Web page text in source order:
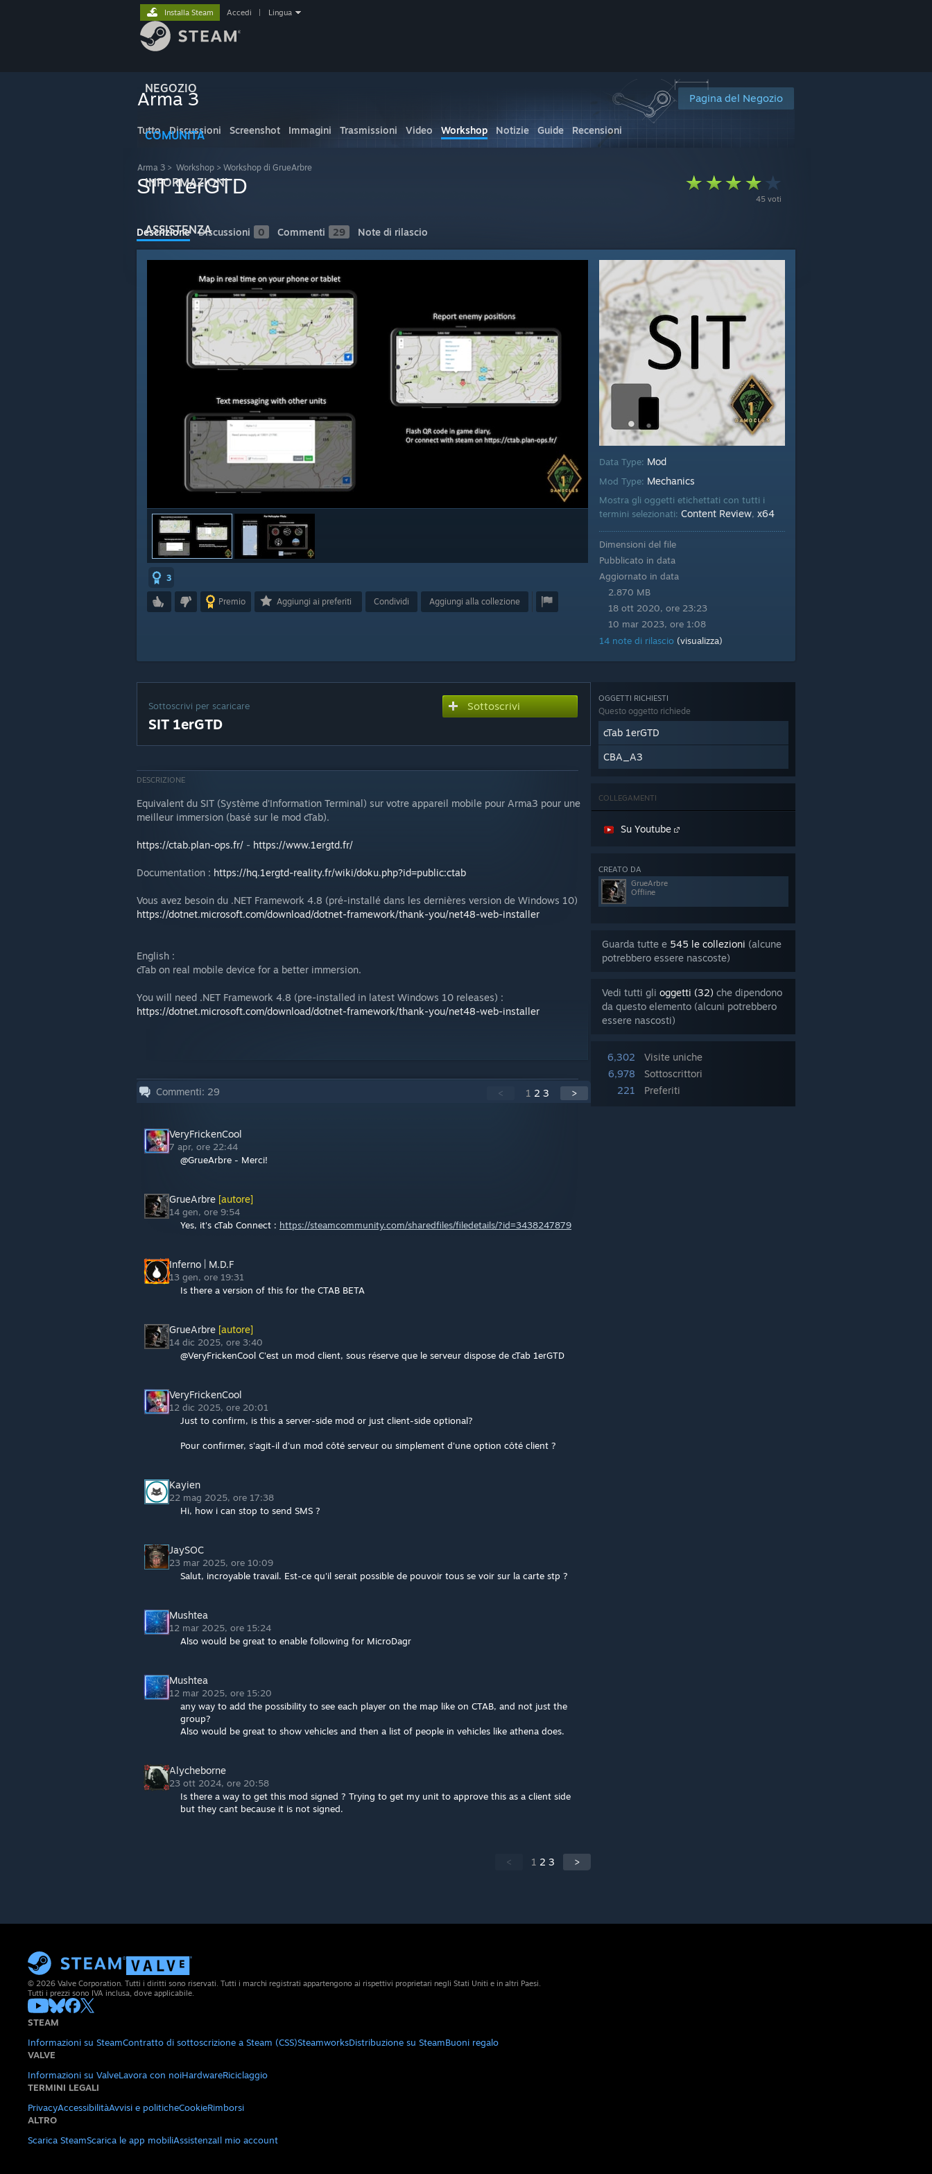
NEGOZIO
COMUNITÀ
INFORMAZIONI
ASSISTENZA
Installa Steam Accedi Lingua
Pagina del Negozio
Arma 3
Tutto Discussioni Screenshot Immagini Trasmissioni Video Workshop Notizie Guide Recensioni
Arma 3 > Workshop > Workshop di GrueArbre
45 voti
SIT 1erGTD
Descrizione Discussioni 0 Commenti 29 Note di rilascio
3
Premio Aggiungi ai preferiti Condividi Aggiungi alla collezione
Data Type: Mod
Mod Type: Mechanics
Mostra gli oggetti etichettati con tutti i
termini selezionati: Content Review, x64
Dimensioni del file
Pubblicato in data
Aggiornato in data
2.870 MB
18 ott 2020, ore 23:23
10 mar 2023, ore 1:08
14 note di rilascio (visualizza)
OGGETTI RICHIESTI
Questo oggetto richiede
cTab 1erGTD
CBA_A3
COLLEGAMENTI
Su Youtube
CREATO DA
GrueArbre
Offline
Guarda tutte e 545 le collezioni (alcune
potrebbero essere nascoste)
Vedi tutti gli oggetti (32) che dipendono
da questo elemento (alcuni potrebbero
essere nascosti)
6,302
Visite uniche
6,978
Sottoscrittori
221
Preferiti
Sottoscrivi per scaricare
SIT 1erGTD
Sottoscrivi
DESCRIZIONE
Equivalent du SIT (Système d'Information Terminal) sur votre appareil mobile pour Arma3 pour une
meilleur immersion (basé sur le mod cTab).
https://ctab.plan-ops.fr/ - https://www.1ergtd.fr/
Documentation : https://hq.1ergtd-reality.fr/wiki/doku.php?id=public:ctab
Vous avez besoin du .NET Framework 4.8 (pré-installé dans les dernières version de Windows 10)
https://dotnet.microsoft.com/download/dotnet-framework/thank-you/net48-web-installer
English :
cTab on real mobile device for a better immersion.
You will need .NET Framework 4.8 (pre-installed in latest Windows 10 releases) :
https://dotnet.microsoft.com/download/dotnet-framework/thank-you/net48-web-installer
Commenti: 29 < 1 2 3 >
VeryFrickenCool
7 apr, ore 22:44
@GrueArbre - Merci!
GrueArbre [autore]
14 gen, ore 9:54
Yes, it's cTab Connect : https://steamcommunity.com/sharedfiles/filedetails/?id=3438247879
Inferno | M.D.F
13 gen, ore 19:31
Is there a version of this for the CTAB BETA
GrueArbre [autore]
14 dic 2025, ore 3:40
@VeryFrickenCool C'est un mod client, sous réserve que le serveur dispose de cTab 1erGTD
VeryFrickenCool
12 dic 2025, ore 20:01
Just to confirm, is this a server-side mod or just client-side optional?
Pour confirmer, s'agit-il d'un mod côté serveur ou simplement d'une option côté client ?
Kayien
22 mag 2025, ore 17:38
Hi, how i can stop to send SMS ?
JaySOC
23 mar 2025, ore 10:09
Salut, incroyable travail. Est-ce qu'il serait possible de pouvoir tous se voir sur la carte stp ?
Mushtea
12 mar 2025, ore 15:24
Also would be great to enable following for MicroDagr
Mushtea
12 mar 2025, ore 15:20
any way to add the possibility to see each player on the map like on CTAB, and not just the
group?
Also would be great to show vehicles and then a list of people in vehicles like athena does.
Alycheborne
23 ott 2024, ore 20:58
Is there a way to get this mod signed ? Trying to get my unit to approve this as a client side
but they cant because it is not signed.
< 1 2 3 >
© 2026 Valve Corporation. Tutti i diritti sono riservati. Tutti i marchi registrati appartengono ai rispettivi proprietari negli Stati Uniti e in altri Paesi.
Tutti i prezzi sono IVA inclusa, dove applicabile.
STEAM
Informazioni su SteamContratto di sottoscrizione a Steam (CSS)SteamworksDistribuzione su SteamBuoni regalo
VALVE
Informazioni su ValveLavora con noiHardwareRiciclaggio
TERMINI LEGALI
PrivacyAccessibilitàAvvisi e politicheCookieRimborsi
ALTRO
Scarica SteamScarica le app mobiliAssistenzaIl mio account